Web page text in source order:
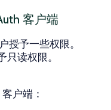
客户端
授予一些权限。
读权限。
户端：